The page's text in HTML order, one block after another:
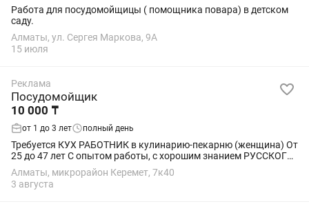
Работа для посудомойщицы ( помощника повара) в детском
саду.
Алматы, ул. Сергея Маркова, 9А
15 июля
Реклама
Посудомойщик
10 000 ₸
от 1 до 3 лет полный день
Требуется КУХ РАБОТНИК в кулинарию-пекарню (женщина) От
25 до 47 лет С опытом работы, с хорошим знанием РУССКОГО
ЯЗЫКА и тех процессов Аккуратность, обязательность,
скорость , порядочность и...
Алматы, микрорайон Керемет, 7к40
3 августа